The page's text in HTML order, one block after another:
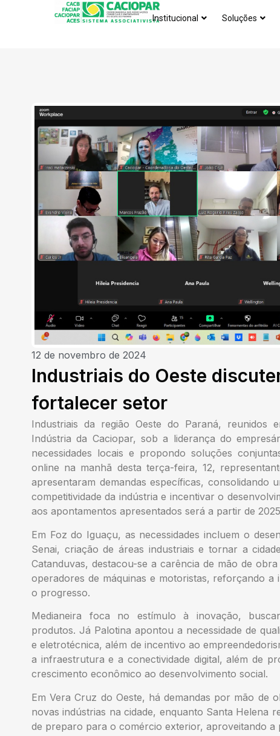
Institucional Soluções
12 de novembro de 2024
Industriais do Oeste
fortalecer setor
Industriais da região Oeste do Paraná, reunidos
Indústria da Caciopar, sob a liderança do
necessidades locais e propondo soluções
online na manhã desta terça-feira, 12,
apresentaram demandas específicas, consolidando
competitividade da indústria e incentivar o
aos apontamentos apresentados será a partir de
Em Foz do Iguaçu, as necessidades incluem o
Senai, criação de áreas industriais e tornar a
Catanduvas, destacou-se a carência de mão de
operadores de máquinas e motoristas, reforçando
o progresso.
Medianeira foca no estímulo à inovação,
produtos. Já Palotina apontou a necessidade de
e eletrotécnica, além de incentivo ao
a infraestrutura e a conectividade digital, além de
crescimento econômico ao desenvolvimento social.
Em Vera Cruz do Oeste, há demandas por mão de
novas indústrias na cidade, enquanto Santa Helena
de preparo para o comércio exterior, aproveitando